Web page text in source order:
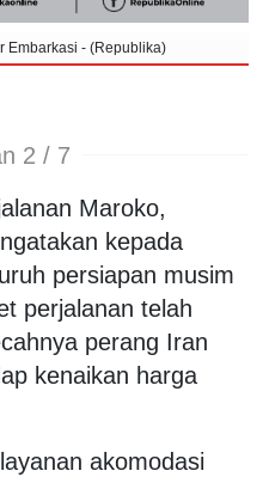
Embarkasi - (Republika)
2 / 7
Maroko,
kepada
persiapan musim
perjalanan telah
perang Iran
kenaikan harga
akomodasi